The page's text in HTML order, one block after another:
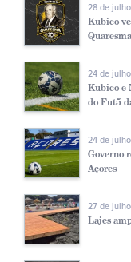
28 de julho
Kubico
Quaresma
24 de julho
Kubico e
do Fut5
24 de julho
Governo
Açores
27 de julho
Lajes